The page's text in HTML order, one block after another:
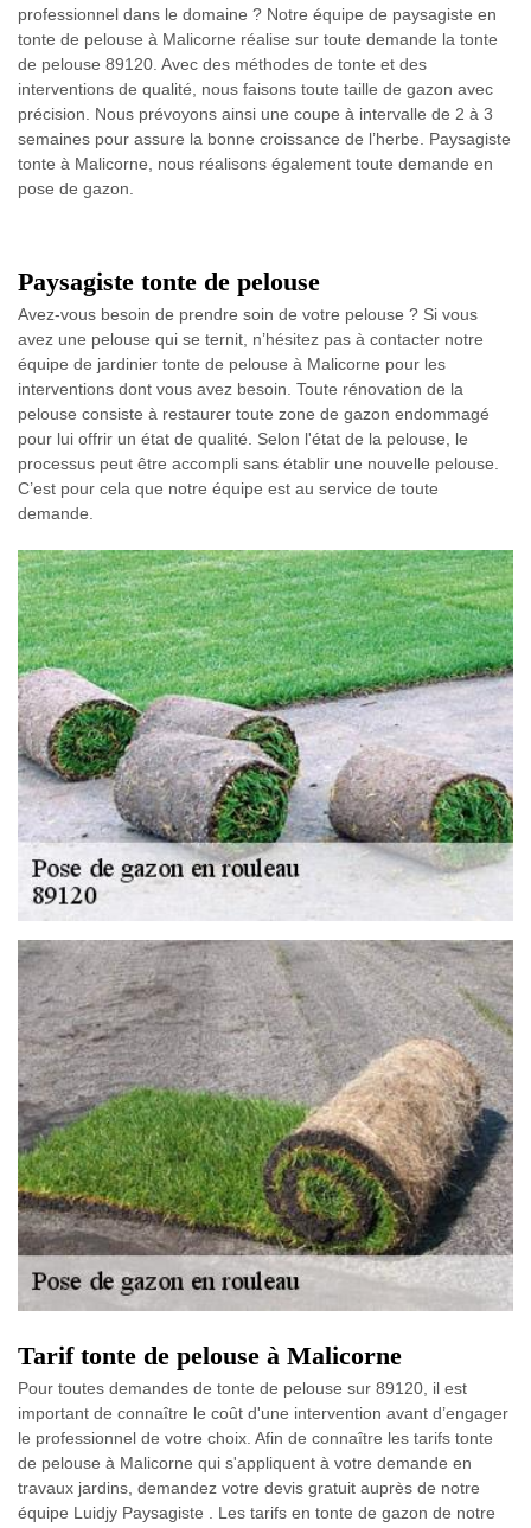
professionnel dans le domaine ? Notre équipe de paysagiste en
tonte de pelouse à Malicorne réalise sur toute demande la tonte
de pelouse 89120. Avec des méthodes de tonte et des
interventions de qualité, nous faisons toute taille de gazon avec
précision. Nous prévoyons ainsi une coupe à intervalle de 2 à 3
semaines pour assure la bonne croissance de l’herbe. Paysagiste
tonte à Malicorne, nous réalisons également toute demande en
pose de gazon.
Paysagiste tonte de pelouse
Avez-vous besoin de prendre soin de votre pelouse ? Si vous
avez une pelouse qui se ternit, n’hésitez pas à contacter notre
équipe de jardinier tonte de pelouse à Malicorne pour les
interventions dont vous avez besoin. Toute rénovation de la
pelouse consiste à restaurer toute zone de gazon endommagé
pour lui offrir un état de qualité. Selon l'état de la pelouse, le
processus peut être accompli sans établir une nouvelle pelouse.
C’est pour cela que notre équipe est au service de toute
demande.
Tarif tonte de pelouse à Malicorne
Pour toutes demandes de tonte de pelouse sur 89120, il est
important de connaître le coût d'une intervention avant d’engager
le professionnel de votre choix. Afin de connaître les tarifs tonte
de pelouse à Malicorne qui s'appliquent à votre demande en
travaux jardins, demandez votre devis gratuit auprès de notre
équipe Luidjy Paysagiste . Les tarifs en tonte de gazon de notre